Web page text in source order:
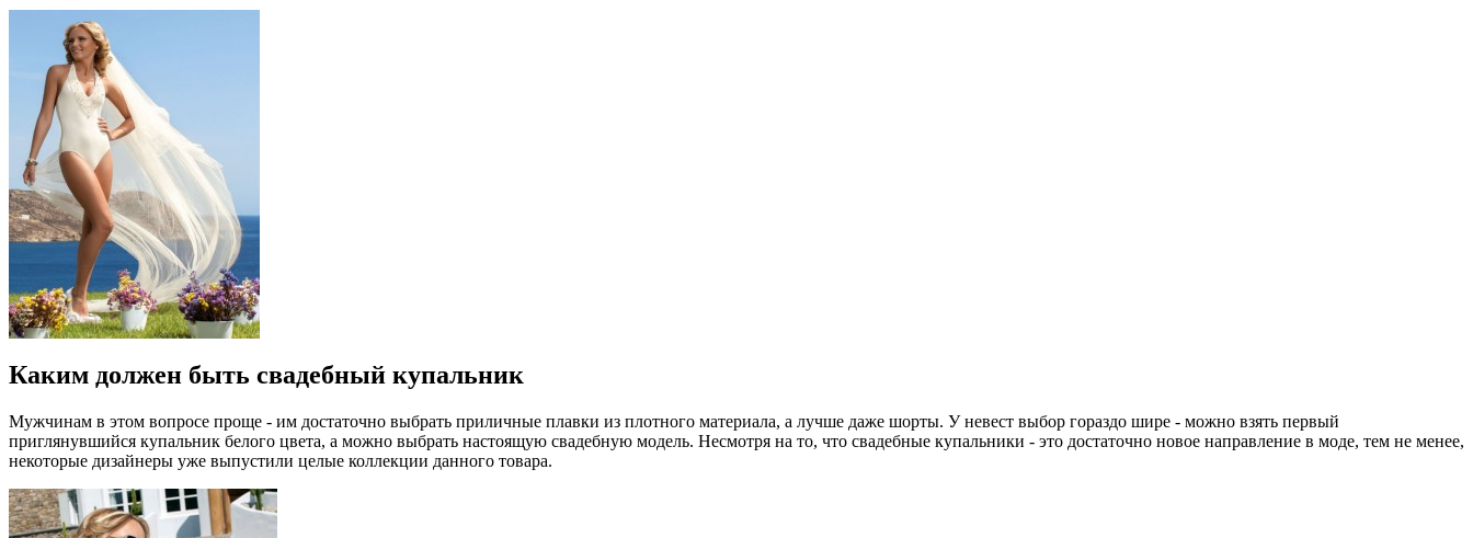
Каким должен быть свадебный купальник
Мужчинам в этом вопросе проще - им достаточно выбрать приличные плавки из плотного материала, а лучше даже шорты. У невест выбор гораздо шире - можно взять первый
приглянувшийся купальник белого цвета, а можно выбрать настоящую свадебную модель. Несмотря на то, что свадебные купальники - это достаточно новое направление в моде, тем не менее,
некоторые дизайнеры уже выпустили целые коллекции данного товара.